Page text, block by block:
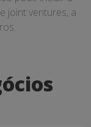
joint ventures, a